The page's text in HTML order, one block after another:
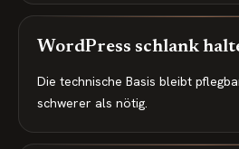
WordPress schlank
Die technische Basis bleibt
schwerer als nötig.